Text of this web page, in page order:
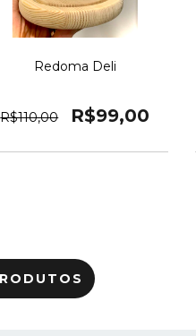
Redoma Deli
R$110,00 R$99,00